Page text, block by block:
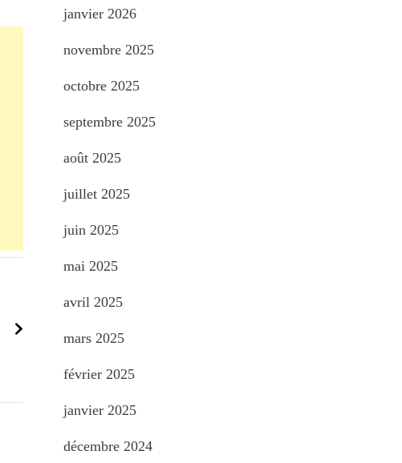
janvier 2026
novembre 2025
octobre 2025
septembre 2025
août 2025
juillet 2025
juin 2025
mai 2025
avril 2025
mars 2025
février 2025
janvier 2025
décembre 2024